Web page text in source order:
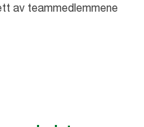
av teammedlemmene